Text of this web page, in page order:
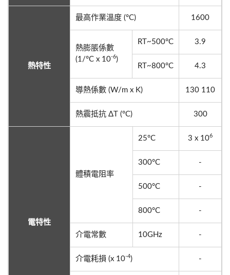
熱特性
最高作業溫度 (°C) 1600
熱膨脹係數
(1/°C x 10-6)
RT~500°C 3.9
RT~800°C 4.3
導熱係數 (W/m x K) 130 110
熱震抵抗 ΔT (°C) 300
電特性
體積電阻率
25°C 3 x 106
300°C -
500°C -
800°C -
介電常數 10GHz -
介電耗損 (x 10-4) -